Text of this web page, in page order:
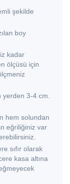
şekilde
boy
kadar
ölçüsü için
3-4 cm.
hem solundan
eğriliğiniz var
sıfır olarak
kasa altına